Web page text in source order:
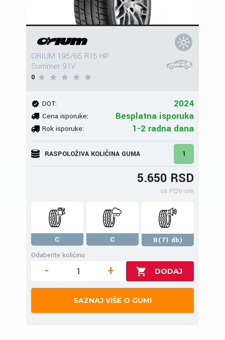
ORIUM 195/65 R15 HP
Summer 91V
0
DOT: 2024
Cena isporuke: Besplatna isporuka
Rok isporuke: 1-2 radna dana
RASPOLOŽIVA KOLIČINA GUMA 1
5.650 RSD
sa PDV-om
C C
B(71 db)
Odaberite količinu
- +
SAZNAJ VIŠE O GUMI